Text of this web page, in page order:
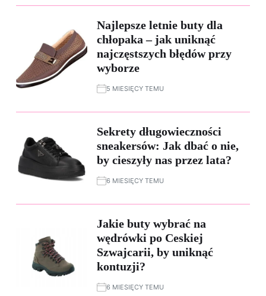
Najlepsze letnie buty dla
chłopaka – jak uniknąć
najczęstszych błędów przy
wyborze
5 MIESIĘCY TEMU
Sekrety długowieczności
sneakersów: Jak dbać o nie,
by cieszyły nas przez lata?
6 MIESIĘCY TEMU
Jakie buty wybrać na
wędrówki po Ceskiej
Szwajcarii, by uniknąć
kontuzji?
6 MIESIĘCY TEMU